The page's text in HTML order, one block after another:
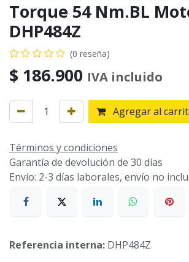
Torque 54 Nm.BL
DHP484Z
(0 reseña)
$ 186.900 IVA incluido
Agregar al
Términos y condiciones
Garantía de devolución de 30 días
Envío: 2-3 días laborales, envío no
Referencia interna: DHP484Z